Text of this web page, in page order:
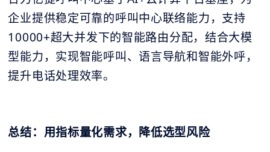
企业提供稳定可靠的呼叫中心联络能力，支持
10000+超大并发下的智能路由分配，结合大模
型能力，实现智能呼叫、语言导航和智能外呼，
提升电话处理效率。
总结：用指标量化需求，降低选型风险